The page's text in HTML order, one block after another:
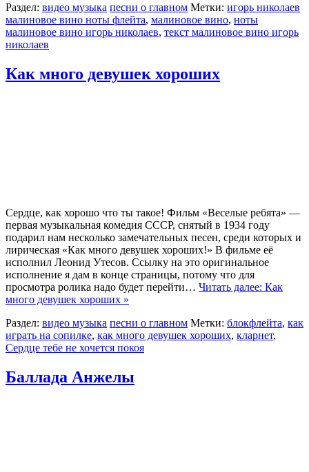
Раздел: видео музыка песни о главном Метки: игорь николаев
малиновое вино ноты флейта, малиновое вино, ноты
малиновое вино игорь николаев, текст малиновое вино игорь
николаев
Как много девушек хороших
Сердце, как хорошо что ты такое! Фильм «Веселые ребята» —
первая музыкальная комедия СССР, снятый в 1934 году
подарил нам несколько замечательных песен, среди которых и
лирическая «Как много девушек хороших!» В фильме её
исполнил Леонид Утесов. Ссылку на это оригинальное
исполнение я дам в конце страницы, потому что для
просмотра ролика надо будет перейти… Читать далее: Как
много девушек хороших »
Раздел: видео музыка песни о главном Метки: блокфлейта, как
играть на сопилке, как много девушек хороших, кларнет,
Сердце тебе не хочется покоя
Баллада Анжелы